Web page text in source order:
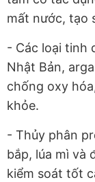
mất nước, tạo
- Các loại tinh
Nhật Bản,
chống oxy
khỏe.
- Thủy phân
bắp, lúa mì và
kiểm soát tốt